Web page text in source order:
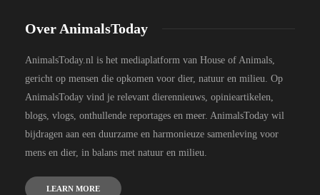
Over AnimalsToday
AnimalsToday.nl is het mediaplatform van House of Animals,
gericht op mensen die opkomen voor dier, natuur en milieu. Op
AnimalsToday vind je relevant dierennieuws, opinieartikelen,
blogs, vlogs, onthullende reportages en meer. AnimalsToday wil
bijdragen aan een duurzame en harmonieuze samenleving voor
mens en dier, in balans met natuur en milieu.
LEARN MORE